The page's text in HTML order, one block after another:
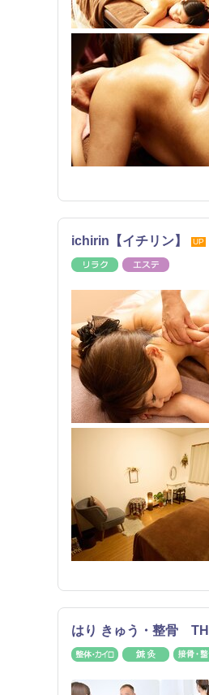
ichirin【イチリン】 UP
リラク
はり きゅう・整骨
整体・カイロ鍼灸